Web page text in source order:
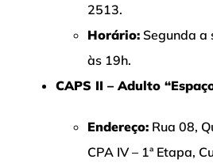
2513.
Horário: Segunda a
às 19h.
CAPS II – Adulto
Endereço: Rua 08,
CPA IV – 1ª Etapa,